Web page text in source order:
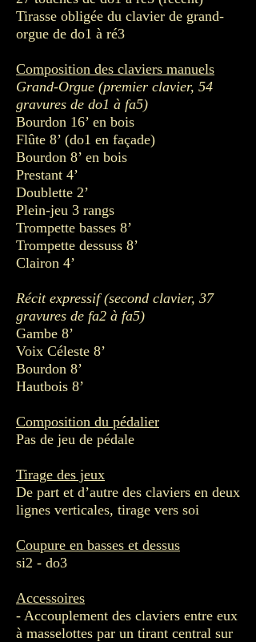
Tirasse obligée du clavier de grand-
orgue de do1 à ré3
Composition des claviers manuels
Grand-Orgue (premier clavier, 54
gravures de do1 à fa5)
Bourdon 16’ en bois
Flûte 8’ (do1 en façade)
Bourdon 8’ en bois
Prestant 4’
Doublette 2’
Plein-jeu 3 rangs
Trompette basses 8’
Trompette dessuss 8’
Clairon 4’
Récit expressif (second clavier, 37
gravures de fa2 à fa5)
Gambe 8’
Voix Céleste 8’
Bourdon 8’
Hautbois 8’
Composition du pédalier
Pas de jeu de pédale
Tirage des jeux
De part et d’autre des claviers en deux
lignes verticales, tirage vers soi
Coupure en basses et dessus
si2 - do3
Accessoires
- Accouplement des claviers entre eux
à masselottes par un tirant central sur